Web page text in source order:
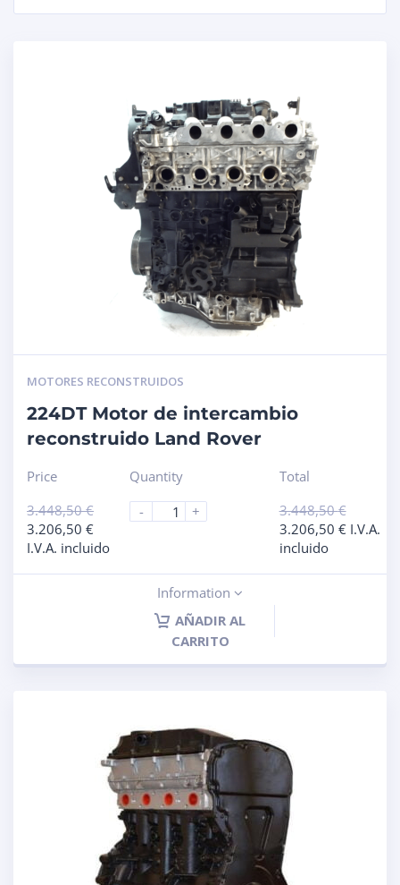
MOTORES RECONSTRUIDOS
224DT Motor de intercambio
reconstruido Land Rover
Price
3.448,50€
3.206,50 €
I.V.A. incluido
Quantity
-
+
Total
3.448,50€
3.206,50 € I.V.A.
incluido
Information
AÑADIR AL
CARRITO